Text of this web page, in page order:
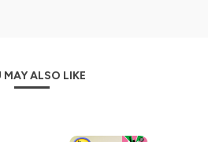
MAY ALSO LIKE